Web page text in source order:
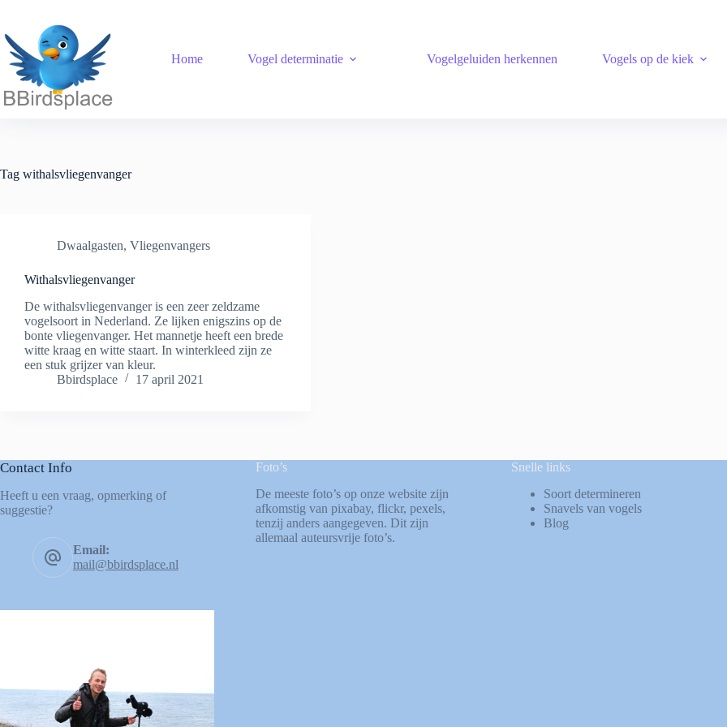
de
inhoud
Home Vogel determinatie Vogelgeluiden herkennen Vogels op de kiek
Tag withalsvliegenvanger
Dwaalgasten, Vliegenvangers
Withalsvliegenvanger
De withalsvliegenvanger is een zeer zeldzame
vogelsoort in Nederland. Ze lijken enigszins op de
bonte vliegenvanger. Het mannetje heeft een brede
witte kraag en witte staart. In winterkleed zijn ze
een stuk grijzer van kleur.
Bbirdsplace
17 april 2021
Contact Info
Heeft u een vraag, opmerking of
suggestie?
Email:
mail@bbirdsplace.nl
Foto’s
De meeste foto’s op onze website zijn
afkomstig van pixabay, flickr, pexels,
tenzij anders aangegeven. Dit zijn
allemaal auteursvrije foto’s.
Snelle links
Soort determineren
Snavels van vogels
Blog